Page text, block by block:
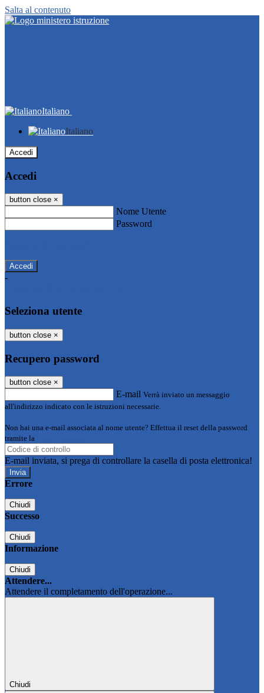
Salta al contenuto
Italiano
Italiano
Accedi
Accedi
button close ×
Nome Utente
Password
-
Seleziona utente
button close ×
Recupero password
button close ×
E-mail Verrà inviato un messaggio
all'indirizzo indicato con le istruzioni necessarie.
Non hai una e-mail associata al nome utente? Effettua il reset della password
tramite la
E-mail inviata, si prega di controllare la casella di posta elettronica!
Errore
Chiudi
Successo
Chiudi
Informazione
Chiudi
Attendere...
Attendere il completamento dell'operazione...
Chiudi